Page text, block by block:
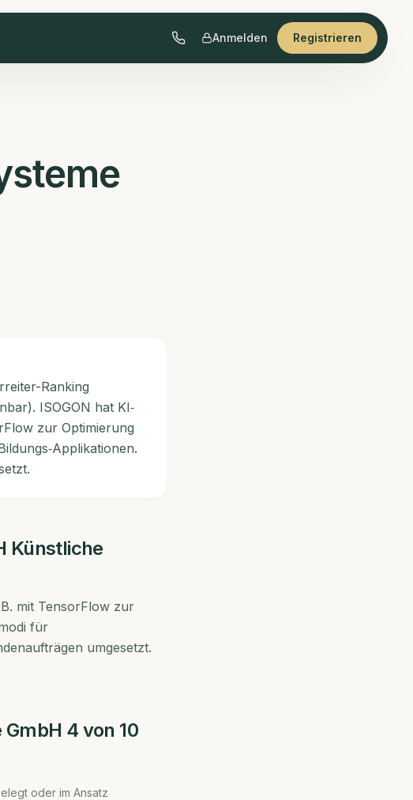
Anmelden Registrieren
Ranking
ISOGON hat KI‑
zur Optimierung
Künstliche
B. mit TensorFlow zur
für
umgesetzt.
GmbH 4 von 10
oder im Ansatz